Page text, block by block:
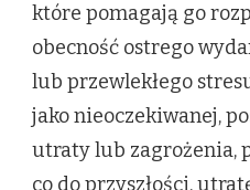
które pomagają go
obecność ostrego
lub przewlekłego
jako nieoczekiwanej,
utraty lub zagrożenia,
co do przyszłości,